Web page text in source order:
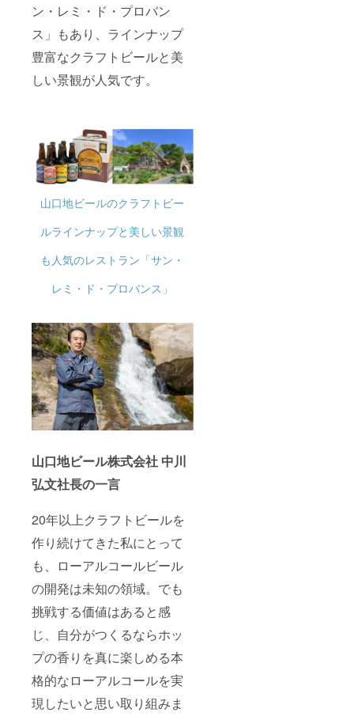
ン・レミ・ド・プロバン
ス」もあり、ラインナップ
豊富なクラフトビールと美
しい景観が人気です。
山口地ビールのクラフトビー
ルラインナップと美しい景観
も人気のレストラン「サン・
レミ・ド・プロバンス」
山口地ビール株式会社 中川
弘文社長の一言
20年以上クラフトビールを
作り続けてきた私にとって
も、ローアルコールビール
の開発は未知の領域。でも
挑戦する価値はあると感
じ、自分がつくるならホッ
プの香りを真に楽しめる本
格的なローアルコールを実
現したいと思い取り組みま